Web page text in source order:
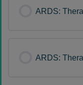
ARDS:
ARDS: